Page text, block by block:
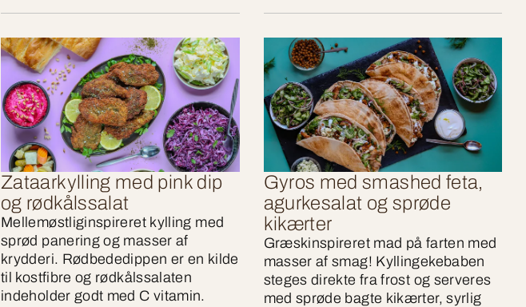
Zataarkylling med pink dip
og rødkålssalat
Mellemøstliginspireret kylling med
sprød panering og masser af
krydderi. Rødbededippen er en kilde
til kostfibre og rødkålssalaten
indeholder godt med C vitamin.
Gyros med smashed feta,
agurkesalat og sprøde
kikærter
Græskinspireret mad på farten med
masser af smag! Kyllingekebaben
steges direkte fra frost og serveres
med sprøde bagte kikærter, syrlig